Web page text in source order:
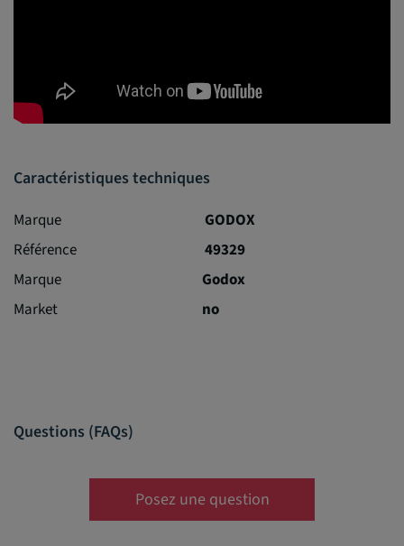
Caractéristiques techniques
Marque
GODOX
Référence
49329
Marque
Godox
Market
no
Questions (FAQs)
Posez une question